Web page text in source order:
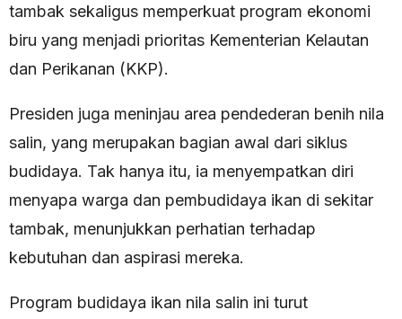
tambak sekaligus memperkuat program ekonomi
biru yang menjadi prioritas Kementerian Kelautan
dan Perikanan (KKP).
Presiden juga meninjau area pendederan benih nila
salin, yang merupakan bagian awal dari siklus
budidaya. Tak hanya itu, ia menyempatkan diri
menyapa warga dan pembudidaya ikan di sekitar
tambak, menunjukkan perhatian terhadap
kebutuhan dan aspirasi mereka.
Program budidaya ikan nila salin ini turut